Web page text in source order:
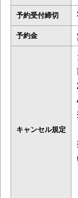
予約受付締切
予約金
キャンセル規定